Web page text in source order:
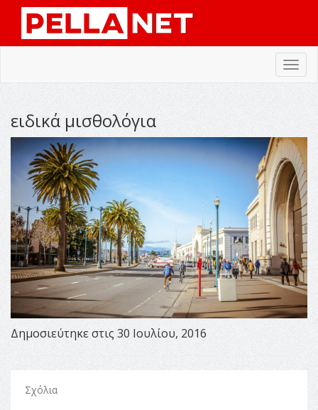
ειδικά μισθολόγια
Δημοσιεύτηκε στις 30 Ιουλίου, 2016
Σχόλια